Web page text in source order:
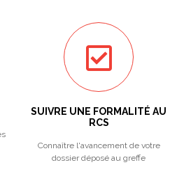
SUIVRE UNE FORMALITÉ AU
RCS
Connaître l'avancement de votre
dossier déposé au greffe